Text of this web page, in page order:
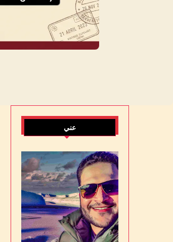
عني